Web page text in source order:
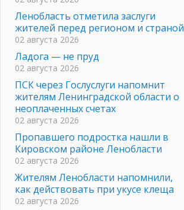
Ленобласть отметила заслуги
жителей перед регионом и страной
02 августа 2026
Ладога — не пруд
02 августа 2026
ПСК через Гослуслуги напомнит
жителям Ленинградской области о
неоплаченных счетах
02 августа 2026
Пропавшего подростка нашли в
Кировском районе Ленобласти
02 августа 2026
Жителям Ленобласти напомнили,
как действовать при укусе клеща
02 августа 2026